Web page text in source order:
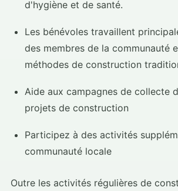
d'hygiène et de santé.
Les bénévoles travaillent
des membres de la communauté
méthodes de construction
Aide aux campagnes de collecte
projets de construction
Participez à des activités
communauté locale
Outre les activités régulières de